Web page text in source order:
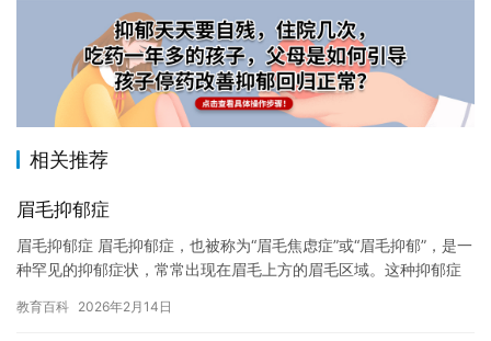
相关推荐
眉毛抑郁症
眉毛抑郁症 眉毛抑郁症，也被称为“眉毛焦虑症”或“眉毛抑郁”，是一
种罕见的抑郁症状，常常出现在眉毛上方的眉毛区域。这种抑郁症
教育百科 2026年2月14日